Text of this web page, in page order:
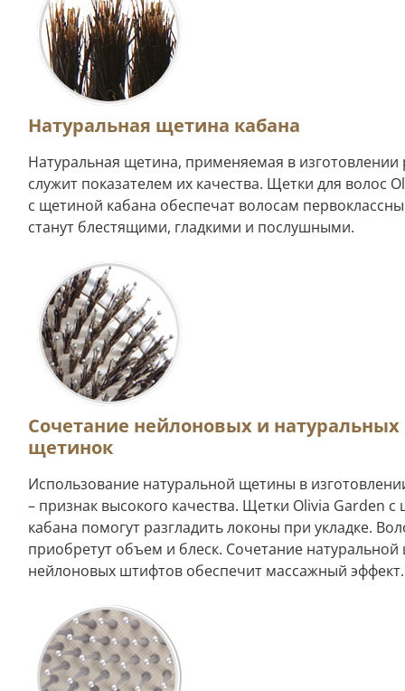
Натуральная щетина кабана
Натуральная щетина, применяемая в изготовлении
служит показателем их качества. Щетки для волос
с щетиной кабана обеспечат волосам
станут блестящими, гладкими и послушными.
Сочетание нейлоновых и натуральных
щетинок
Использование натуральной щетины в
– признак высокого качества. Щетки Olivia Garden
кабана помогут разгладить локоны при укладке.
приобретут объем и блеск. Сочетание
нейлоновых штифтов обеспечит массажный эффект.